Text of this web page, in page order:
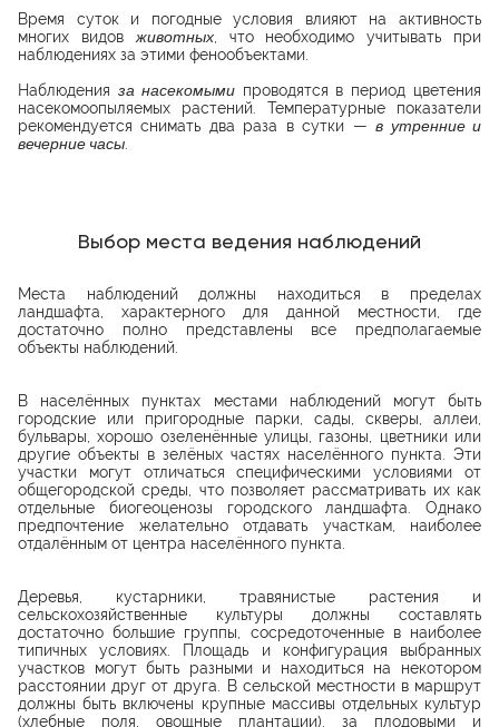
Время суток и погодные условия влияют на активность
многих видов животных, что необходимо учитывать при
наблюдениях за этими фенообъектами.
Наблюдения за насекомымипроводятся в период цветения
насекомоопыляемых растений. Температурные показатели
рекомендуется снимать два раза в сутки —в утренние и
вечерние часы
Выбор места ведения наблюдений
Места наблюдений должны находиться в пределах
ландшафта, характерного для данной местности, где
достаточно полно представлены все предполагаемые
объекты наблюдений.
В населённых пунктах местами наблюдений могут быть
городские или пригородные парки, сады, скверы, аллеи,
бульвары, хорошо озеленённые улицы, газоны, цветники или
другие объекты в зелёных частях населённого пункта. Эти
участки могут отличаться специфическими условиями от
общегородской среды, что позволяет рассматривать их как
отдельные биогеоценозы городского ландшафта. Однако
предпочтение желательно отдавать участкам, наиболее
отдалённым от центра населённого пункта.
Деревья, кустарники, травянистые растения и
сельскохозяйственные культуры должны составлять
достаточно большие группы, сосредоточенные в наиболее
типичных условиях. Площадь и конфигурация выбранных
участков могут быть разными и находиться на некотором
расстоянии друг от друга. В сельской местности в маршрут
должны быть включены крупные массивы отдельных культур
(хлебные поля, овощные плантации), за плодовыми и